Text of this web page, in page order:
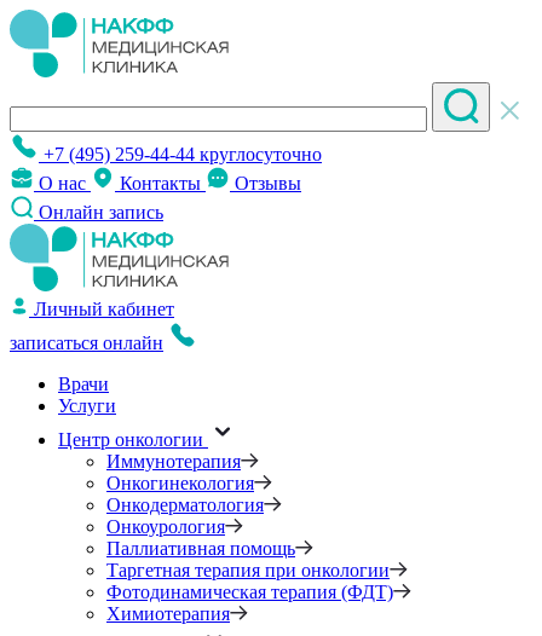
+7 (495) 259-44-44 круглосуточно
О нас
Контакты
Отзывы
Онлайн запись
Личный кабинет
записаться онлайн
Врачи
Услуги
Центр онкологии
Иммунотерапия
Онкогинекология
Онкодерматология
Онкоурология
Паллиативная помощь
Таргетная терапия при онкологии
Фотодинамическая терапия (ФДТ)
Химиотерапия